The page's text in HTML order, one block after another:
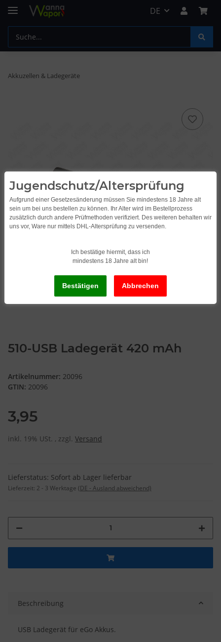
DE
Akkuzellen & Ladegeräte
510-USB Ladegerät 420 mAh
Artikelnummer: 20096
GTIN: 20096
3,95
inkl. 19% USt. , zzgl. Versand
Lieferstatus: Sofort ab Lager lieferbar
Lieferzeit: 2 - 3 Werktage (DE - Ausland abweichend)
Beschreibung
USB Ladegerät für eGo Akkus.
Jugendschutz/Altersprüfung
Aufgrund einer Gesetzesänderung müssen Sie mindestens 18 Jahre alt
sein um bei uns bestellen zu können. Ihr Alter wird im Bestellprozess
zusätzlich durch andere Prüfmethoden verifiziert. Des weiteren behalten wir
uns vor, Ware nur mittels DHL-Altersprüfung zu versenden.
Ich bestätige hiermit, dass ich
mindestens 18 Jahre alt bin!